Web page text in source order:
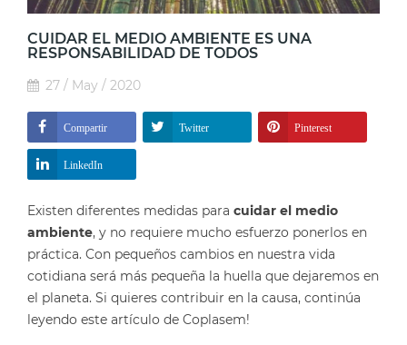
CUIDAR EL MEDIO AMBIENTE ES UNA
RESPONSABILIDAD DE TODOS
27 / May / 2020
Compartir Twitter Pinterest
LinkedIn
Existen diferentes medidas para cuidar el medio
ambiente, y no requiere mucho esfuerzo ponerlos en
práctica. Con pequeños cambios en nuestra vida
cotidiana será más pequeña la huella que dejaremos en
el planeta. Si quieres contribuir en la causa, continúa
leyendo este artículo de Coplasem!